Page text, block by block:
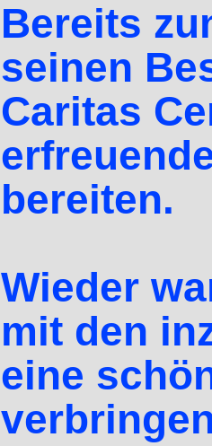
Bereits
seinen
Caritas
bereiten.
Wieder
mit den
eine